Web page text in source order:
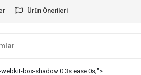
Ürün Önerileri
box-shadow 0.3s ease 0s;">